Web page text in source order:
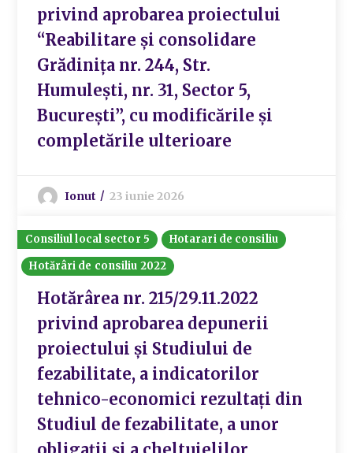
privind aprobarea proiectului
“Reabilitare și consolidare
Grădinița nr. 244, Str.
Humulești, nr. 31, Sector 5,
București”, cu modificările și
completările ulterioare
Ionut 23 iunie 2026
Consiliul local sector 5
Hotarari de consiliu
Hotărâri de consiliu 2022
Hotărârea nr. 215/29.11.2022
privind aprobarea depunerii
proiectului și Studiului de
fezabilitate, a indicatorilor
tehnico-economici rezultați din
Studiul de fezabilitate, a unor